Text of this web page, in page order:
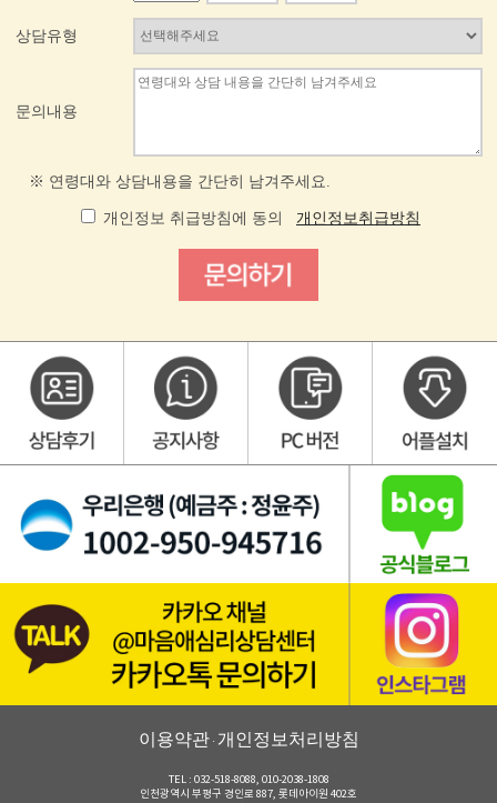
상담유형
문의내용
※ 연령대와 상담내용을 간단히 남겨주세요.
개인정보 취급방침에 동의 개인정보취급방침
이용약관· 개인정보처리방침
TEL : 032-518-8088, 010-2038-1808
인천광역시 부평구 경인로 887, 롯데아이원 402호